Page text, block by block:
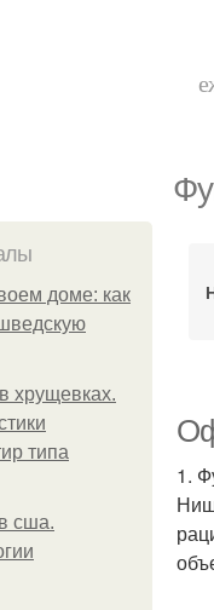
доме: как
хрущевках.
типа
сша.
1.